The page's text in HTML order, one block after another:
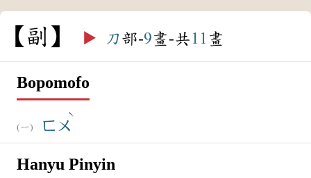
副 ▶️ 刀部-9畫-共 11 畫
Bopomofo
ㄈㄨ
ˋ
Hanyu Pinyin